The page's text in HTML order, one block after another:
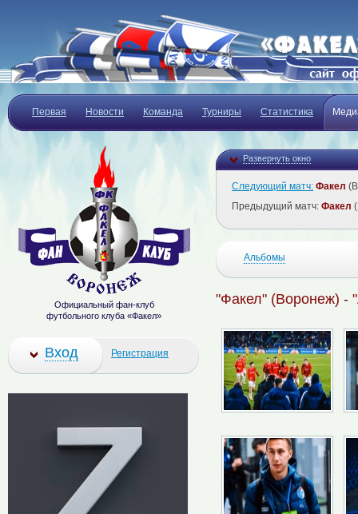
Первая Новости Команда Турниры Статистика
Развернуть окно
Следующий матч: Факел
Предыдущий матч: Факел
Альбомы
"Факел" (Воронеж) -
Официальный фан-клуб
футбольного клуба «Факел»
Вход Регистрация